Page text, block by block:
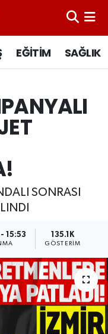
EĞİTİM SAĞLIK
SONRASI
15:53 135.1K
GÖSTERIM